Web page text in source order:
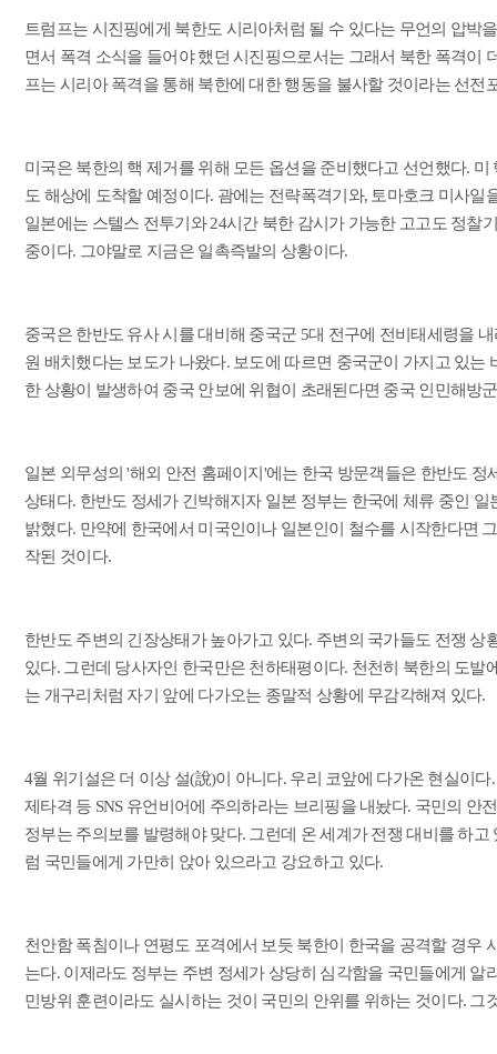
트럼프는 시진핑에게 북한도 시리아처럼 될 수 있다는 무언의 압박
면서 폭격 소식을 들어야 했던 시진핑으로서는 그래서 북한 폭격이
프는 시리아 폭격을 통해 북한에 대한 행동을 불사할 것이라는 선전
미국은 북한의 핵 제거를 위해 모든 옵션을 준비했다고 선언했다.
도 해상에 도착할 예정이다. 괌에는 전략폭격기와, 토마호크 미사일
일본에는 스텔스 전투기와 24시간 북한 감시가 가능한 고고도 정찰
중이다. 그야말로 지금은 일촉즉발의 상황이다.
중국은 한반도 유사 시를 대비해 중국군 5대 전구에 전비태세령을
원 배치했다는 보도가 나왔다. 보도에 따르면 중국군이 가지고 있는
한 상황이 발생하여 중국 안보에 위협이 초래된다면 중국 인민해방
일본 외무성의 '해외 안전 홈페이지'에는 한국 방문객들은 한반도 정
상태다. 한반도 정세가 긴박해지자 일본 정부는 한국에 체류 중인
밝혔다. 만약에 한국에서 미국인이나 일본인이 철수를 시작한다면
작된 것이다.
한반도 주변의 긴장상태가 높아가고 있다. 주변의 국가들도 전쟁 상
있다. 그런데 당사자인 한국만은 천하태평이다. 천천히 북한의 도발
는 개구리처럼 자기 앞에 다가오는 종말적 상황에 무감각해져 있다.
4월 위기설은 더 이상 설(說)이 아니다. 우리 코앞에 다가온 현실이
제타격 등 SNS 유언비어에 주의하라는 브리핑을 내놨다. 국민의 안
정부는 주의보를 발령해야 맞다. 그런데 온 세계가 전쟁 대비를 하
럼 국민들에게 가만히 앉아 있으라고 강요하고 있다.
천안함 폭침이나 연평도 포격에서 보듯 북한이 한국을 공격할 경우
는다. 이제라도 정부는 주변 정세가 상당히 심각함을 국민들에게 알
민방위 훈련이라도 실시하는 것이 국민의 안위를 위하는 것이다. 그